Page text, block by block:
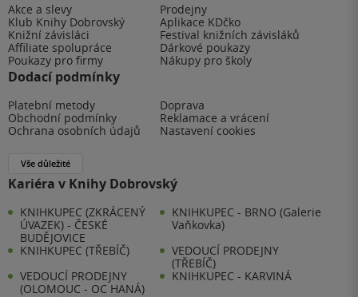
Akce a slevy
Prodejny
Klub Knihy Dobrovský
Aplikace KDčko
Knižní závisláci
Festival knižních závisláků
Affiliate spolupráce
Dárkové poukazy
Poukazy pro firmy
Nákupy pro školy
Dodací podmínky
Platební metody
Doprava
Obchodní podmínky
Reklamace a vrácení
Ochrana osobních údajů
Nastavení cookies
Vše důležité
Kariéra v Knihy Dobrovský
KNIHKUPEC (ZKRÁCENÝ
ÚVAZEK) - ČESKÉ
BUDĚJOVICE
KNIHKUPEC - BRNO (Galerie
Vaňkovka)
KNIHKUPEC (TŘEBÍČ)
VEDOUCÍ PRODEJNY
(TŘEBÍČ)
VEDOUCÍ PRODEJNY
(OLOMOUC - OC HANÁ)
KNIHKUPEC - KARVINÁ